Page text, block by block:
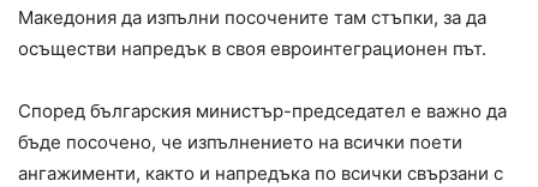
Македония да изпълни посочените там стъпки, за да
осъществи напредък в своя евроинтеграционен път.
Според българския министър-председател е важно да
бъде посочено, че изпълнението на всички поети
ангажименти, както и напредъка по всички свързани с